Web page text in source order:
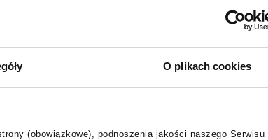
O plikach cookies
(obowiązkowe), podnoszenia jakości naszego Serwisu
+146 punktówzyskujesz w Klubie